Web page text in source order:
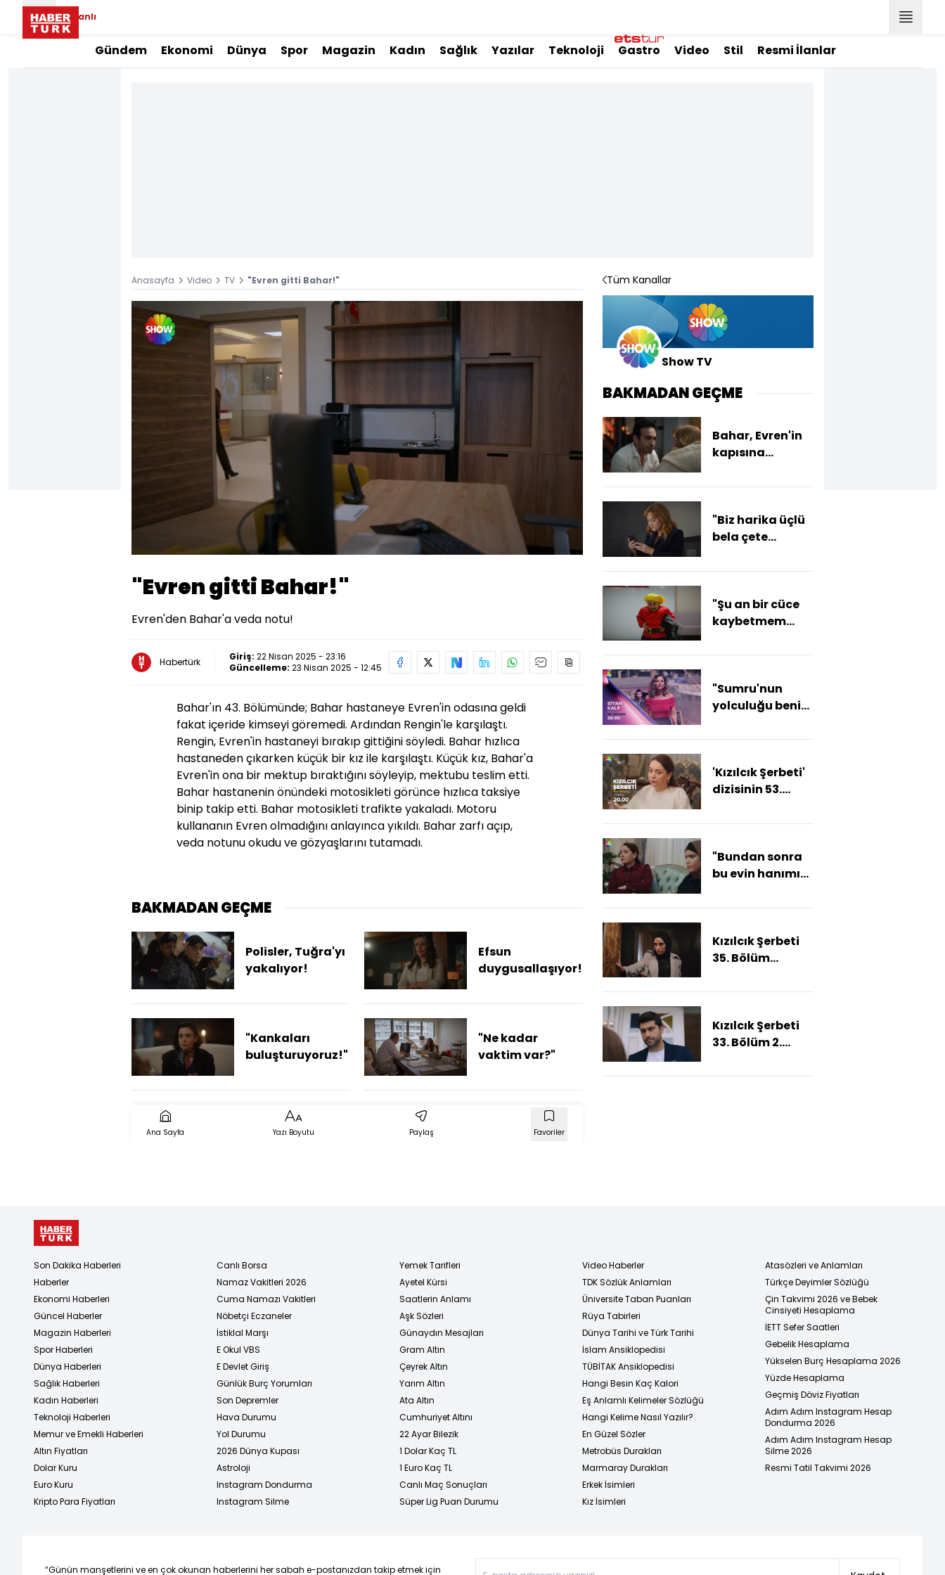
Canlı
Gündem Ekonomi Dünya Spor Magazin Kadın Sağlık Yazılar Teknoloji Gastro Video Stil Resmi İlanlar
Anasayfa Video TV "Evren gitti Bahar!"
Yüklendi
Oynatma
"Evren gitti Bahar!"
Evren'den Bahar'a veda notu!
Habertürk Giriş: 22 Nisan 2025 - 23:16
Güncelleme: 23 Nisan 2025 - 12:45
Bahar'ın 43. Bölümünde; Bahar hastaneye Evren'in odasına geldi
fakat içeride kimseyi göremedi. Ardından Rengin'le karşılaştı.
Rengin, Evren'in hastaneyi bırakıp gittiğini söyledi. Bahar hızlıca
hastaneden çıkarken küçük bir kız ile karşılaştı. Küçük kız, Bahar'a
Evren'in ona bir mektup bıraktığını söyleyip, mektubu teslim etti.
Bahar hastanenin önündeki motosikleti görünce hızlıca taksiye
binip takip etti. Bahar motosikleti trafikte yakaladı. Motoru
kullananın Evren olmadığını anlayınca yıkıldı. Bahar zarfı açıp,
veda notunu okudu ve gözyaşlarını tutamadı.
BAKMADAN GEÇME
Polisler, Tuğra'yı
yakalıyor!
Efsun
duygusallaşıyor!
"Kankaları
buluşturuyoruz!"
"Ne kadar
vaktim var?"
Ana Sayfa Yazı Boyutu Paylaş Favoriler
Tüm Kanallar
Show TV
BAKMADAN GEÇME
Bahar, Evren'in
kapısına
"Biz harika üçlü
bela çete
"Şu an bir cüce
kaybetmem
"Sumru'nun
yolculuğu beni
'Kızılcık Şerbeti'
dizisinin 53.
yayınlandı
"Bundan sonra
bu evin hanımı
benim!"
Kızılcık Şerbeti
35. Bölüm
Kızılcık Şerbeti
33. Bölüm 2.
Son Dakika Haberleri
Haberler
Ekonomi Haberleri
Güncel Haberler
Magazin Haberleri
Spor Haberleri
Dünya Haberleri
Sağlık Haberleri
Kadın Haberleri
Teknoloji Haberleri
Memur ve Emekli Haberleri
Altın Fiyatları
Dolar Kuru
Euro Kuru
Kripto Para Fiyatları
Canlı Borsa
Namaz Vakitleri 2026
Cuma Namazı Vakitleri
Nöbetçi Eczaneler
İstiklal Marşı
E Okul VBS
E Devlet Giriş
Günlük Burç Yorumları
Son Depremler
Hava Durumu
Yol Durumu
2026 Dünya Kupası
Astroloji
Instagram Dondurma
Instagram Silme
Yemek Tarifleri
Ayetel Kürsi
Saatlerin Anlamı
Aşk Sözleri
Günaydın Mesajları
Gram Altın
Çeyrek Altın
Yarım Altın
Ata Altın
Cumhuriyet Altını
22 Ayar Bilezik
1 Dolar Kaç TL
1 Euro Kaç TL
Canlı Maç Sonuçları
Süper Lig Puan Durumu
Video Haberler
TDK Sözlük Anlamları
Üniversite Taban Puanları
Rüya Tabirleri
Dünya Tarihi ve Türk Tarihi
İslam Ansiklopedisi
TÜBİTAK Ansiklopedisi
Hangi Besin Kaç Kalori
Eş Anlamlı Kelimeler Sözlüğü
Hangi Kelime Nasıl Yazılır?
En Güzel Sözler
Metrobüs Durakları
Marmaray Durakları
Erkek İsimleri
Kız İsimleri
Atasözleri ve Anlamları
Türkçe Deyimler Sözlüğü
Çin Takvimi 2026 ve Bebek
Cinsiyeti Hesaplama
İETT Sefer Saatleri
Gebelik Hesaplama
Yükselen Burç Hesaplama 2026
Yüzde Hesaplama
Geçmiş Döviz Fiyatları
Adım Adım Instagram Hesap
Dondurma 2026
Adım Adım Instagram Hesap
Silme 2026
Resmi Tatil Takvimi 2026
“Günün manşetlerini ve en çok okunan haberlerini her sabah e-postanızdan takip etmek için